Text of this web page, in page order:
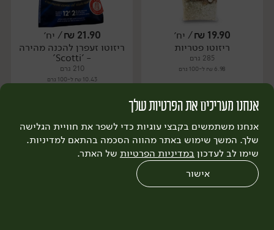
יח׳ יח׳
19.90
₪/ יח׳
ריזוטו פטריות
285 גרם
6.98 ₪ ל-100 גרם
21.90
₪/ יח׳
ריזוטו זעפרן להכנה מהירה
- 'Scotti'
210 גרם
10.43 ₪ ל-100 גרם
אנחנו מעריכים את הפרטיות שלך
אנחנו משתמשים בקבצי עוגיות כדי לשפר את חוויית הגלישה
שלך. המשך שימוש באתר מהווה הסכמה בהתאם למדיניות.
שימו לב לעדכון במדיניות הפרטיות של האתר.
אישור